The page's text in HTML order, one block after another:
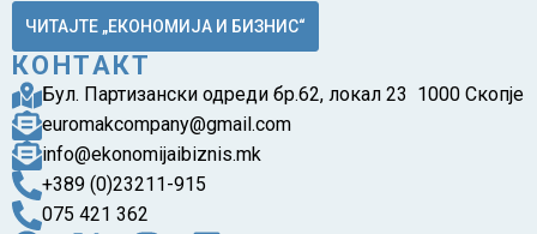
ЧИТАЈТЕ „ЕКОНОМИЈА И БИЗНИС“
КОНТАКТ
Бул. Партизански одреди бр.62, локал 23 1000 Скопје
euromakcompany@gmail.com
info@ekonomijaibiznis.mk
+389 (0)23211-915
075 421 362